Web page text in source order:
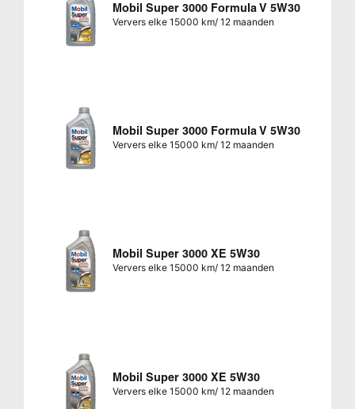
Mobil Super 3000 Formula V 5W30
Ververs elke 15000 km/ 12 maanden
Mobil Super 3000 Formula V 5W30
Ververs elke 15000 km/ 12 maanden
Mobil Super 3000 XE 5W30
Ververs elke 15000 km/ 12 maanden
Mobil Super 3000 XE 5W30
Ververs elke 15000 km/ 12 maanden